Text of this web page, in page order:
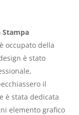
Stampa
occupato della
è stato
il
è stata dedicata
elemento grafico